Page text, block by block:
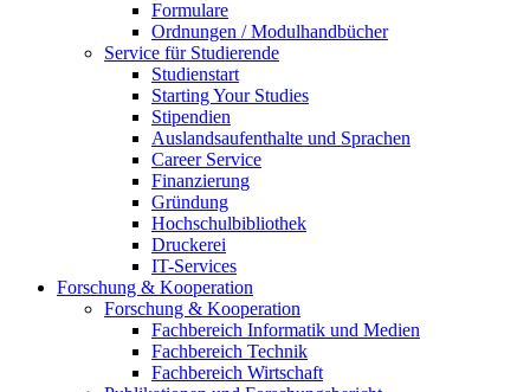
Formulare
Ordnungen / Modulhandbücher
Service für Studierende
Studienstart
Starting Your Studies
Stipendien
Auslandsaufenthalte und Sprachen
Career Service
Finanzierung
Gründung
Hochschulbibliothek
Druckerei
IT-Services
Forschung & Kooperation
Forschung & Kooperation
Fachbereich Informatik und Medien
Fachbereich Technik
Fachbereich Wirtschaft